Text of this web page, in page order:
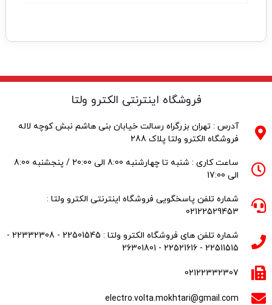
فروشگاه اینترنتی الکترو ولتا
آدرس : تهران بزرگراه رسالت خیابان بنی هاشم نبش کوچه لاله
فروشگاه الکترو ولتا پلاک 288
ساعت کاری : شنبه تا چهارشنبه 8:00 الی 20:00 / پنجشنبه 8:00
الی 17:00
شماره تلفن پاسخگویی فروشگاه اینترنتی الکترو ولتا :
02122529453
شماره تلفن های فروشگاه الکترو ولتا : 22501545 - 22332308 -
22511515 - 22521616 - 26301801
02122332307
electro.volta.mokhtari@gmail.com